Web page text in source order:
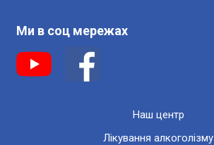
Ми в соц мережах
Наш центр
Лікування алкоголізму